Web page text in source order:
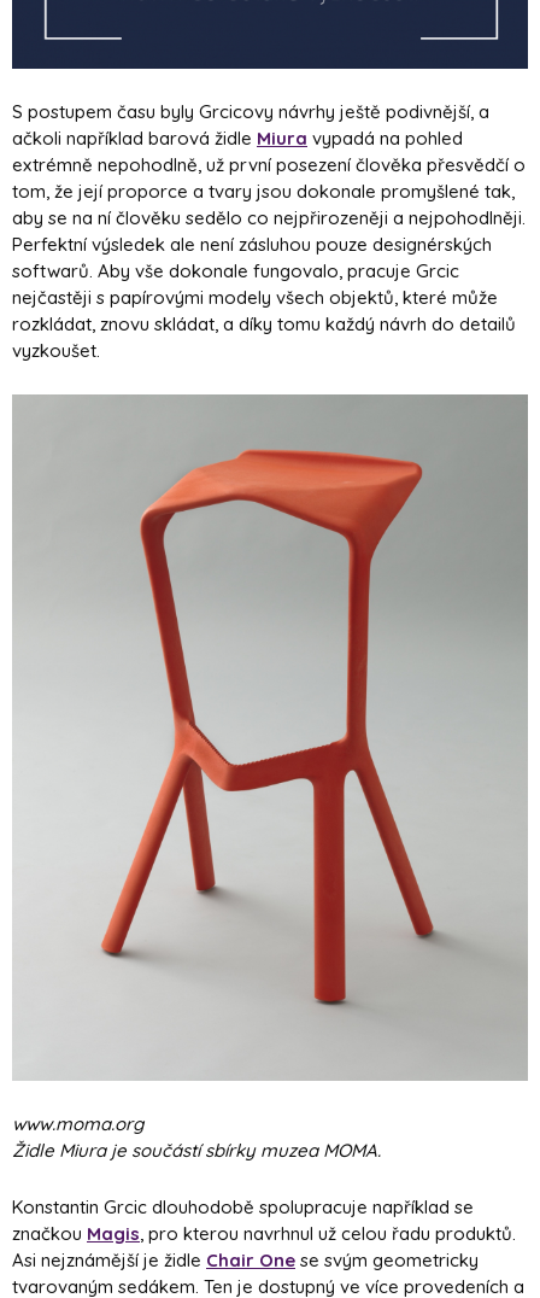
S postupem času byly Grcicovy návrhy ještě podivnější, a
ačkoli například barová židle Miura vypadá na pohled
extrémně nepohodlně, už první posezení člověka přesvědčí o
tom, že její proporce a tvary jsou dokonale promyšlené tak,
aby se na ní člověku sedělo co nejpřirozeněji a nejpohodlněji.
Perfektní výsledek ale není zásluhou pouze designérských
softwarů. Aby vše dokonale fungovalo, pracuje Grcic
nejčastěji s papírovými modely všech objektů, které může
rozkládat, znovu skládat, a díky tomu každý návrh do detailů
vyzkoušet.
www.moma.org
Židle Miura je součástí sbírky muzea MOMA.
Konstantin Grcic dlouhodobě spolupracuje například se
značkou Magis, pro kterou navrhnul už celou řadu produktů.
Asi nejznámější je židle Chair One se svým geometricky
tvarovaným sedákem. Ten je dostupný ve více provedeních a